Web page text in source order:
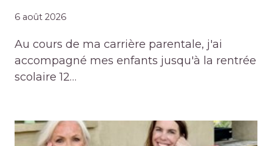
6 août 2026
Au cours de ma carrière parentale, j'ai
accompagné mes enfants jusqu'à la rentrée
scolaire 12…